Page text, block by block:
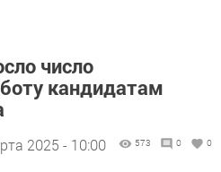
число
кандидатам
2025 - 10:00 573 0 0